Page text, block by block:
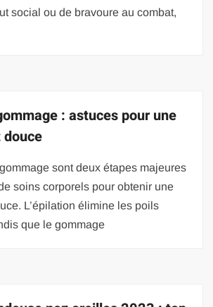
social ou de bravoure au combat,
: astuces pour une
sont deux étapes majeures
soins corporels pour obtenir une
L’épilation élimine les poils
que le gommage